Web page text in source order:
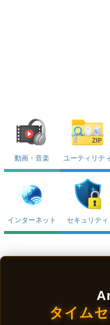
動画・音楽 ユーティリティ
インターネット セキュリティ
タイム